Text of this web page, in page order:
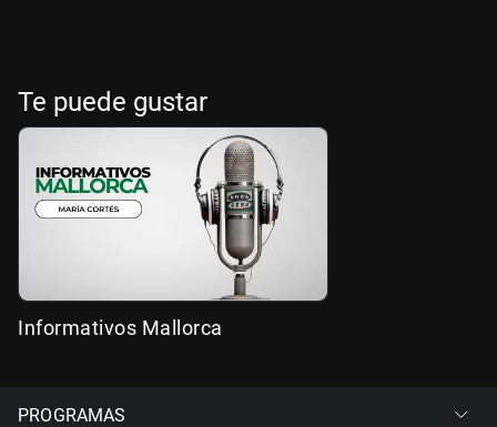
Te puede gustar
Informativos Mallorca
PROGRAMAS